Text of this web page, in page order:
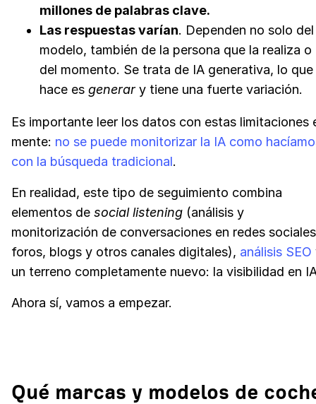
millones de palabras clave.
Las respuestas varían. Dependen no solo del
modelo, también de la persona que la realiza o
del momento. Se trata de IA generativa, lo que
hace es generary tiene una fuerte variación.
Es importante leer los datos con estas limitaciones
mente: no se puede monitorizar la IA como
con la búsqueda tradicional.
En realidad, este tipo de seguimiento combina
elementos de social listening (análisis y
monitorización de conversaciones en redes
foros, blogs y otros canales digitales), análisis SEO
un terreno completamente nuevo: la visibilidad en
Ahora sí, vamos a empezar.
Qué marcas y modelos de